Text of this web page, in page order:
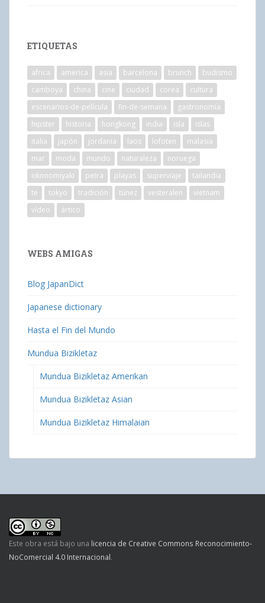
ETIQUETAS
africa america asia barcelona brunch
budismo
camboya
china cine ciudad corea
cultura
escenarios-de-película
fin-de-semana
gastronomía
hipster
historia hongkong india isla
islas
italia
japón jordania laos lofoten
malasia
mar
moda mundo naturaleza
noruega
okonomiyaki
petra playas superviaje
tailandia
te
tokyo tradición túnez vesteralen
vietnam
vídeo
ártico
WEBS AMIGAS
Blog JapanDict
Japanese dictionary
Hasta el Fin del Mundo
Mundua Bizikletaz
Mundua Bizikletaz Amerikan
Mundua Bizikletaz Asian
Mundua Bizikletaz Himalaian
Este obra está bajo una licencia de Creative Commons Reconocimiento-
NoComercial 4.0 Internacional.